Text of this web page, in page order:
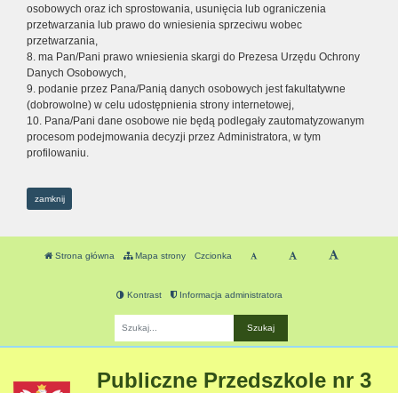
osobowych oraz ich sprostowania, usunięcia lub ograniczenia
przetwarzania lub prawo do wniesienia sprzeciwu wobec
przetwarzania,
8. ma Pan/Pani prawo wniesienia skargi do Prezesa Urzędu Ochrony
Danych Osobowych,
9. podanie przez Pana/Panią danych osobowych jest fakultatywne
(dobrowolne) w celu udostępnienia strony internetowej,
10. Pana/Pani dane osobowe nie będą podlegały zautomatyzowanym
procesom podejmowania decyzji przez Administratora, w tym
profilowaniu.
zamknij
Strona główna Mapa strony Czcionka
Kontrast Informacja administratora
Publiczne Przedszkole nr 3